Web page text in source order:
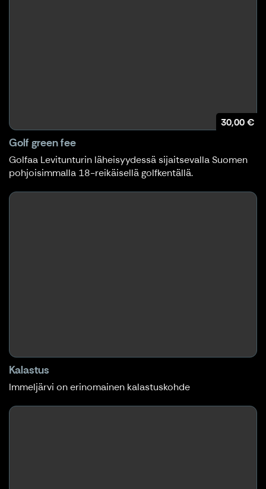
30,00 €
Golf green fee
Golfaa Levitunturin läheisyydessä sijaitsevalla Suomen
pohjoisimmalla 18-reikäisellä golfkentällä.
Kalastus
Immeljärvi on erinomainen kalastuskohde